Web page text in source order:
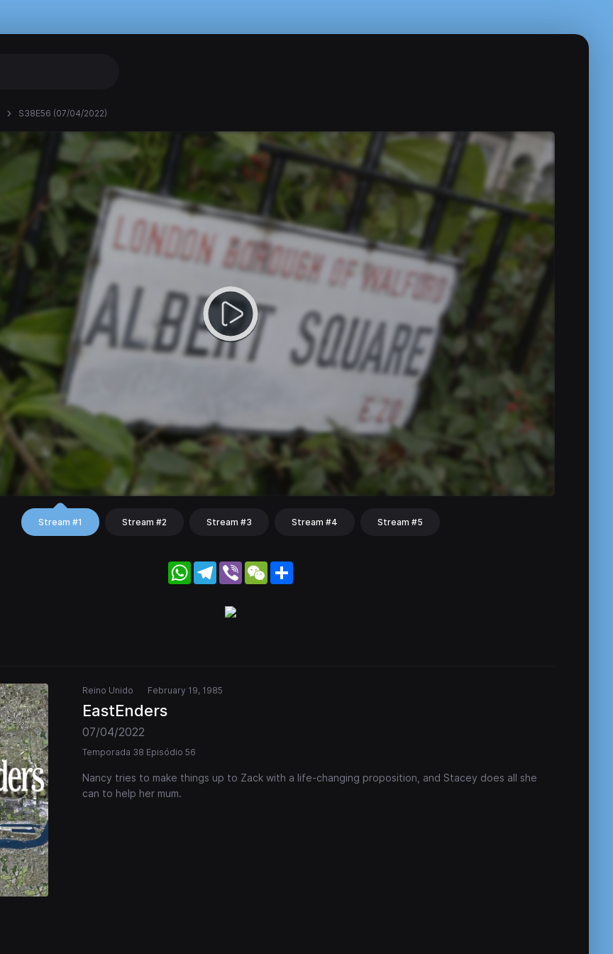
S38E56 (07/04/2022)
Stream #1 Stream #2 Stream #3 Stream #4 Stream #5
WhatsApp
Telegram
Viber WeChat
Reino Unido February 19, 1985
EastEnders
07/04/2022
Temporada 38 Episódio 56
Nancy tries to make things up to Zack with a life-changing proposition, and Stacey does all she
can to help her mum.